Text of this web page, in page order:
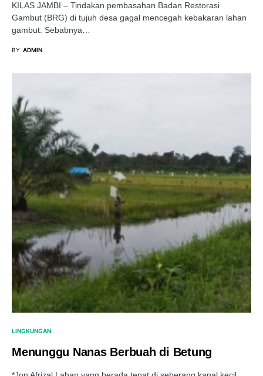
KILAS JAMBI – Tindakan pembasahan Badan Restorasi
Gambut (BRG) di tujuh desa gagal mencegah kebakaran lahan
gambut. Sebabnya…
BY ADMIN
LINGKUNGAN
Menunggu Nanas Berbuah di Betung